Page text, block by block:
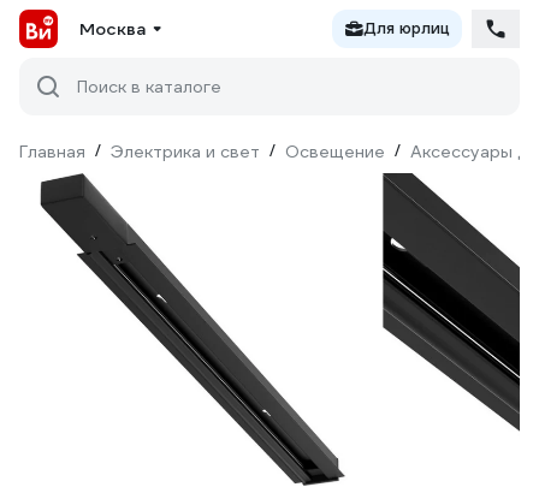
Москва Для юрлиц
Поиск в каталоге
Главная / Электрика и свет / Освещение / Аксессуары